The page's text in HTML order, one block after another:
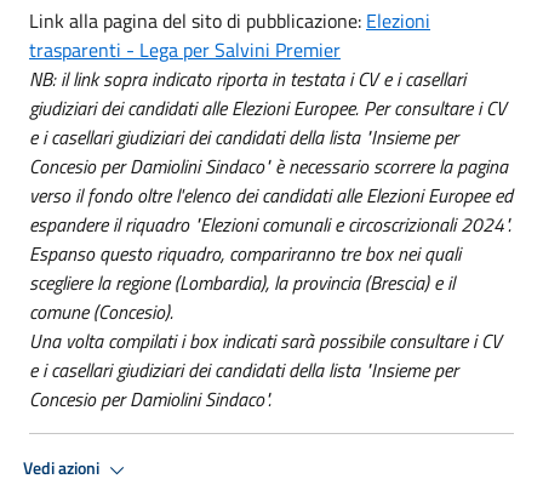
Link alla pagina del sito di pubblicazione: Elezioni
trasparenti - Lega per Salvini Premier
NB: il link sopra indicato riporta in testata i CV e i casellari
giudiziari dei candidati alle Elezioni Europee. Per consultare i CV
e i casellari giudiziari dei candidati della lista "Insieme per
Concesio per Damiolini Sindaco" è necessario scorrere la pagina
verso il fondo oltre l'elenco dei candidati alle Elezioni Europee ed
espandere il riquadro "Elezioni comunali e circoscrizionali 2024".
Espanso questo riquadro, compariranno tre box nei quali
scegliere la regione (Lombardia), la provincia (Brescia) e il
comune (Concesio).
Una volta compilati i box indicati sarà possibile consultare i CV
e i casellari giudiziari dei candidati della lista "Insieme per
Concesio per Damiolini Sindaco".
Vedi azioni